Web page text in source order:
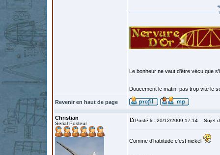
Le bonheur ne vaut d'être vécu que
Doucement le matin, pas trop vite le
Revenir en haut de page
Christian
Serial Posteur
Posté le: 20/12/2009 17:14 Sujet
Comme d'habitude c'est nickel